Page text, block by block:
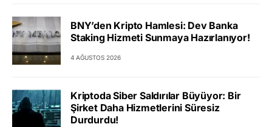
BNY’den Kripto Hamlesi: Dev Banka
Staking Hizmeti Sunmaya Hazırlanıyor!
4 AĞUSTOS 2026
Kriptoda Siber Saldırılar Büyüyor: Bir
Şirket Daha Hizmetlerini Süresiz
Durdurdu!